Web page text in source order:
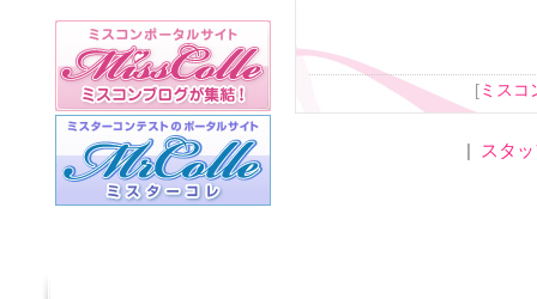
[ ミスコ
| スタ